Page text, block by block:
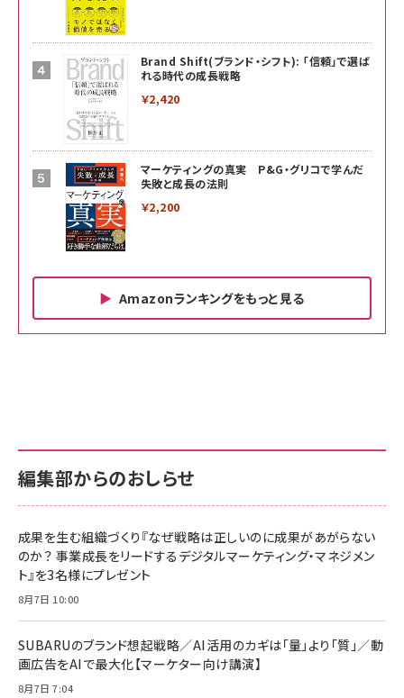
Brand Shift(ブランド・シフト): 「信頼」で選ば
れる時代の成長戦略
￥2,420
マーケティングの真実 P&G・グリコで学んだ
失敗と成長の法則
￥2,200
Amazonランキングをもっと見る
￥880
anan(アンアン)2026/06/24号 No.2500増刊
スペシャルエディション[王道エンタメの矜持／
￥1,100
anan(アンアン)2026/07/08号 No.2502[2026
￥880
ママ投資家が育休中に１億貯めた株式投資
サポート正規品 メーカー保証5年 KLMEA128G
NIMASO ガラスフィルム iPhone 17 用 保護フィ
すい ガイド枠付き いPhone17 (6.3インチ) 対応
2枚セット DSP25F1698
￥1,599
￥6,980
サポート正規品 メーカー保証5年 KLMEA128G
Amazon eギフトカード - Amazonロゴ - クラ
￥5,000
Anker PowerLine III Flow USB-C & USB-C
Pro/Air 各種対応 (1.8m ミッドナイトブラック)
￥1,890
編集部からのおしらせ
成果を生む組織づくり『なぜ戦略は正しいのに成果があがらない
のか？ 事業成長をリードするデジタルマーケティング・マネジメン
ト』を3名様にプレゼント
8月7日 10:00
SUBARUのブランド想起戦略／AI活用のカギは「量」より「質」／動
画広告をAIで最大化【マーケター向け講演】
8月7日 7:04